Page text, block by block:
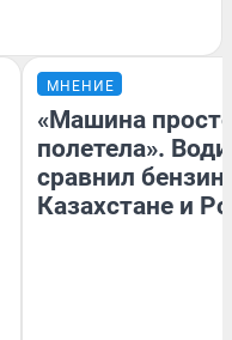
МНЕНИЕ
«Машина
полетела».
сравнил бензин
Казахстане и